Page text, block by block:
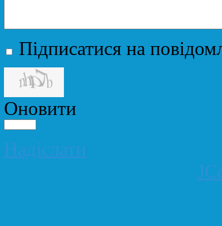
Підписатися на
Оновити
Надіслати